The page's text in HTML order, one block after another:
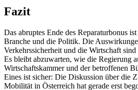
Fazit
Das abruptes Ende des Reparaturbonus
Branche und die Politik. Die
Verkehrssicherheit und die Wirtschaft
Es bleibt abzuwarten, wie die Regierung
Wirtschaftskammer und der betroffenen
Eines ist sicher: Die Diskussion über die
Mobilität in Österreich hat gerade erst